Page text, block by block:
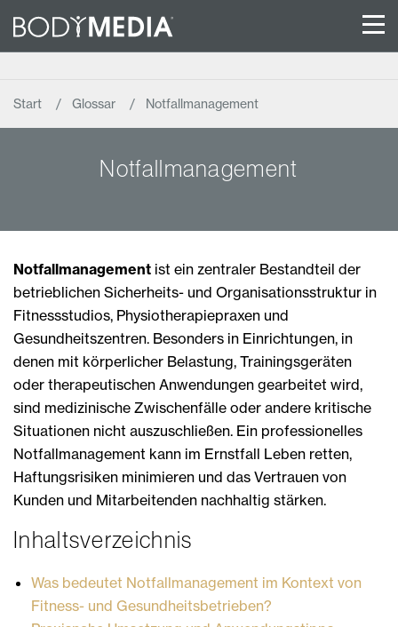
Start Glossar Notfallmanagement
Notfallmanagement
Notfallmanagement ist ein zentraler Bestandteil der
betrieblichen Sicherheits- und Organisationsstruktur in
Fitnessstudios, Physiotherapiepraxen und
Gesundheitszentren. Besonders in Einrichtungen, in
denen mit körperlicher Belastung, Trainingsgeräten
oder therapeutischen Anwendungen gearbeitet wird,
sind medizinische Zwischenfälle oder andere kritische
Situationen nicht auszuschließen. Ein professionelles
Notfallmanagement kann im Ernstfall Leben retten,
Haftungsrisiken minimieren und das Vertrauen von
Kunden und Mitarbeitenden nachhaltig stärken.
Inhaltsverzeichnis
Was bedeutet Notfallmanagement im Kontext von
Fitness- und Gesundheitsbetrieben?